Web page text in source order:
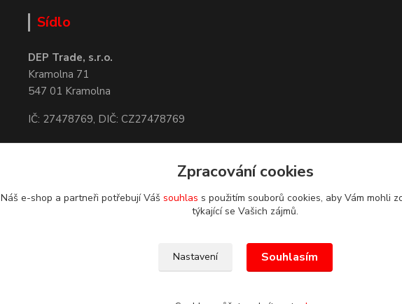
Sídlo
DEP Trade, s.r.o.
Kramolna 71
547 01 Kramolna
IČ: 27478769, DIČ: CZ27478769
Zpracování cookies
Náš e-shop a partneři potřebují Váš souhlas s použitím souborů cookies, aby Vám mohli
týkající se Vašich zájmů.
Nastavení Souhlasím